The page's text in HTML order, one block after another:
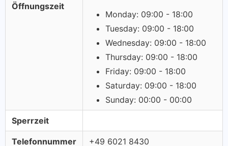
Öffnungszeit
Monday: 09:00 - 18:00
Tuesday: 09:00 - 18:00
Wednesday: 09:00 - 18:00
Thursday: 09:00 - 18:00
Friday: 09:00 - 18:00
Saturday: 09:00 - 18:00
Sunday: 00:00 - 00:00
Sperrzeit
Telefonnummer +49 6021 8430